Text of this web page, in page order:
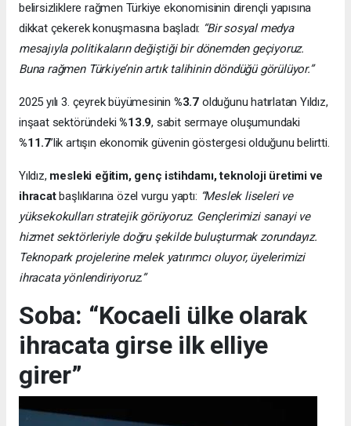
belirsizliklere rağmen Türkiye ekonomisinin dirençli yapısına
dikkat çekerek konuşmasına başladı: “Bir sosyal medya
mesajıyla politikaların değiştiği bir dönemden geçiyoruz.
Buna rağmen Türkiye’nin artık talihinin döndüğü görülüyor.”
2025 yılı 3. çeyrek büyümesinin %3.7 olduğunu hatırlatan Yıldız,
inşaat sektöründeki%13.9, sabit sermaye oluşumundaki
%11.7’lik artışın ekonomik güvenin göstergesi olduğunu belirtti.
Yıldız, mesleki eğitim, genç istihdamı, teknoloji üretimi ve
ihracatbaşlıklarına özel vurgu yaptı: “Meslek liseleri ve
yüksekokulları stratejik görüyoruz. Gençlerimizi sanayi ve
hizmet sektörleriyle doğru şekilde buluşturmak zorundayız.
Teknopark projelerine melek yatırımcı oluyor, üyelerimizi
ihracata yönlendiriyoruz.”
Soba: “Kocaeli ülke olarak
ihracata girse ilk elliye
girer”